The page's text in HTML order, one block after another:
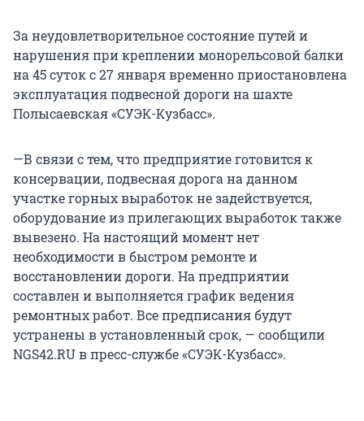
За неудовлетворительное состояние путей и
нарушения при креплении монорельсовой балки
на 45 суток с 27 января временно приостановлена
эксплуатация подвесной дороги на шахте
Полысаевская «СУЭК-Кузбасс».
—В связи с тем, что предприятие готовится к
консервации, подвесная дорога на данном
участке горных выработок не задействуется,
оборудование из прилегающих выработок также
вывезено. На настоящий момент нет
необходимости в быстром ремонте и
восстановлении дороги. На предприятии
составлен и выполняется график ведения
ремонтных работ. Все предписания будут
устранены в установленный срок, — сообщили
NGS42.RU в пресс-службе «СУЭК-Кузбасс».